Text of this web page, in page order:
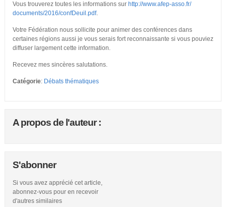
Vous trouverez toutes les informations sur http://www.afep-asso.fr/
documents/2016/confDeuil.pdf.
Votre Fédération nous sollicite pour animer des conférences dans
certaines régions aussi je vous serais fort reconnaissante si vous pouviez
diffuser largement cette information.
Recevez mes sincères salutations.
Catégorie: Débats thématiques
A propos de l'auteur :
S'abonner
Si vous avez apprécié cet article,
abonnez-vous pour en recevoir
d'autres similaires